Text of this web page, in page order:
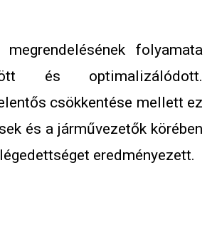
folyamata
és optimalizálódott.
csökkentése mellett ez
és a járművezetők körében
eredményezett.